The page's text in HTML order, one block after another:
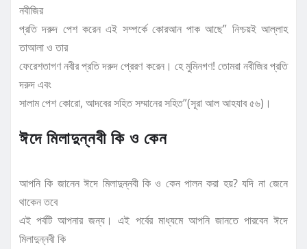
নবীজির
প্রতি দরুদ পেশ করেন এই সম্পর্কে কোরআন পাক আছে” নিশ্চয়ই আল্লাহ
তাআলা ও তার
ফেরেশতাগণ নবীর প্রতি দরুদ প্রেরণ করেন। হে মুমিনগণ! তোমরা নবীজির প্রতি
দরুদ এবং
সালাম পেশ কোরো, আদবের সহিত সম্মানের সহিত”(সূরা আল আহযাব ৫৬)।
ঈদে মিলাদুন্নবী কি ও কেন
আপনি কি জানেন ঈদে মিলাদুন্নবী কি ও কেন পালন করা হয়? যদি না জেনে
থাকেন তবে
এই পর্বটি আপনার জন্য। এই পর্বের মাধ্যমে আপনি জানতে পারবেন ঈদে
মিলাদুন্নবী কি